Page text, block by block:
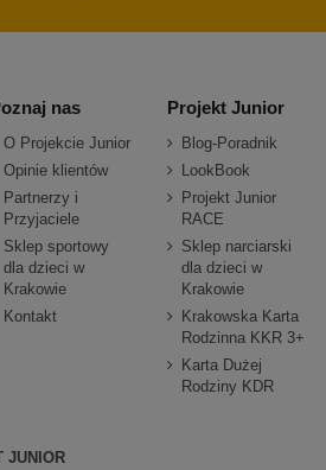
nas
O Projekcie Junior
Opinie klientów
Partnerzy i
Przyjaciele
Sklep sportowy
dla dzieci w
Krakowie
Kontakt
Projekt Junior
Blog-Poradnik
LookBook
Projekt Junior
RACE
Sklep narciarski
dla dzieci w
Krakowie
Krakowska Karta
Rodzinna KKR 3+
Karta Dużej
Rodziny KDR
JUNIOR